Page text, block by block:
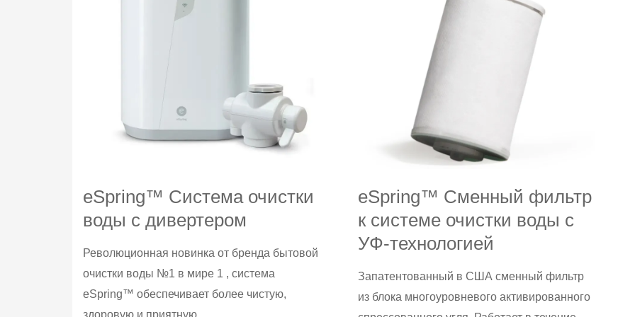
eSpring™ Система очистки
воды с дивертером
Революционная новинка от бренда бытовой
очистки воды №1 в мире 1 , система
eSpring™ обеспечивает более чистую,
здоровую и приятную...
eSpring™ Сменный фильтр
к cистеме очистки воды с
УФ-технологией
Запатентованный в США сменный фильтр
из блока многоуровневого активированного